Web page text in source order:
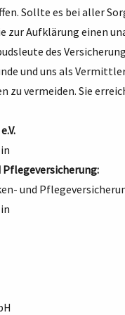
Sollte es bei aller
zur Aufklärung einen
des
und uns als
zu vermeiden. Sie
Pflegeversicherung:
und